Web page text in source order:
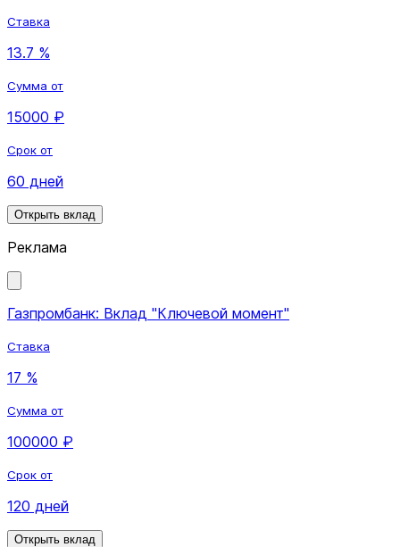
Ставка
13.7 %
Сумма от
15000 ₽
Срок от
60 дней
Открыть вклад
Реклама
Газпромбанк: Вклад "Ключевой момент"
Ставка
17 %
Сумма от
100000 ₽
Срок от
120 дней
Открыть вклад